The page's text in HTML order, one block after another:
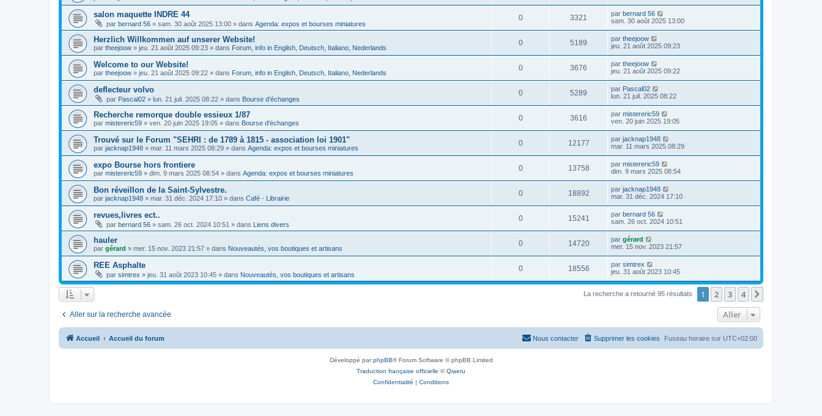
salon maquette INDRE 44
par bernard 56 » sam. 30 août 2025 13:00 » dans Agenda: expos et bourses miniatures
0 3321 par bernard 56
sam. 30 août 2025 13:00
Herzlich Willkommen auf unserer Website!
par theejoow » jeu. 21 août 2025 09:23 » dans Forum, info in English, Deutsch, Italiano, Nederlands
0 5189 par theejoow
jeu. 21 août 2025 09:23
Welcome to our Website!
par theejoow » jeu. 21 août 2025 09:22 » dans Forum, info in English, Deutsch, Italiano, Nederlands
0 3676 par theejoow
jeu. 21 août 2025 09:22
deflecteur volvo
par Pascal02 » lun. 21 juil. 2025 08:22 » dans Bourse d'échanges
0 5289 par Pascal02
lun. 21 juil. 2025 08:22
Recherche remorque double essieux 1/87
par mistereric59 » ven. 20 juin 2025 19:05 » dans Bourse d'échanges
0 3616 par mistereric59
ven. 20 juin 2025 19:05
Trouvé sur le Forum "SEHRI : de 1789 à 1815 - association loi 1901"
par jacknap1948 » mar. 11 mars 2025 08:29 » dans Agenda: expos et bourses miniatures
0 12177 par jacknap1948
mar. 11 mars 2025 08:29
expo Bourse hors frontiere
par mistereric59 » dim. 9 mars 2025 08:54 » dans Agenda: expos et bourses miniatures
0 13758 par mistereric59
dim. 9 mars 2025 08:54
Bon réveillon de la Saint-Sylvestre.
par jacknap1948 » mar. 31 déc. 2024 17:10 » dans Café - Librairie
0 18892 par jacknap1948
mar. 31 déc. 2024 17:10
revues,livres ect..
par bernard 56 » sam. 26 oct. 2024 10:51 » dans Liens divers
0 15241 par bernard 56
sam. 26 oct. 2024 10:51
hauler
par gérard » mer. 15 nov. 2023 21:57 » dans Nouveautés, vos boutiques et artisans
0 14720 par gérard
mer. 15 nov. 2023 21:57
REE Asphalte
par simtrex » jeu. 31 août 2023 10:45 » dans Nouveautés, vos boutiques et artisans
0 18556 par simtrex
jeu. 31 août 2023 10:45
La recherche a retourné 95 résultats 1 2 3 4
Aller sur la recherche avancée Aller
Accueil Accueil du forum Fuseau horaire sur UTC+02:00
Supprimer les cookies
Nous contacter
Développé parphpBB® Forum Software © phpBB Limited
Traduction française officielle ©Qiaeru
Confidentialité | Conditions